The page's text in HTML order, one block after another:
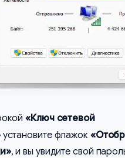
«Ключ сетевой
установите флажок
, и вы увидите свой